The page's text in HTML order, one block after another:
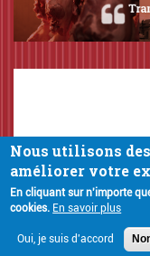
Menu
Pied
Contact Plan du site
© Comevents 2019
Nous utilisons
améliorer votre
En cliquant sur n'importe
cookies. En savoir plus
Oui, je suis d'accord